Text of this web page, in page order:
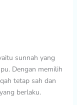
sunnah yang
Dengan memilih
tetap sah dan
berlaku.